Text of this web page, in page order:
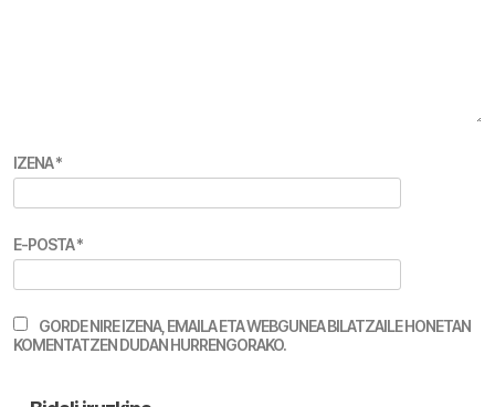
IZENA*
E-POSTA*
GORDE NIRE IZENA, EMAILA ETA WEBGUNEA BILATZAILE HONETAN
KOMENTATZEN DUDAN HURRENGORAKO.